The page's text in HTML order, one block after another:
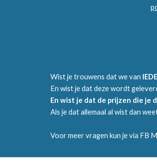
Wist je trouwens dat we van
En wist je dat deze wordt
En wist je dat de prijzen die je
Als je dat allemaal al wist dan
Voor meer vragen kun je via FB